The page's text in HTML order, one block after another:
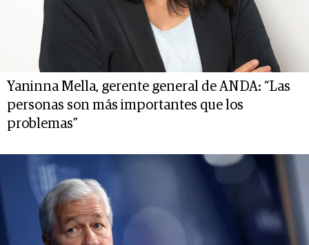
Yaninna Mella, gerente general de ANDA: “Las
personas son más importantes que los
problemas”